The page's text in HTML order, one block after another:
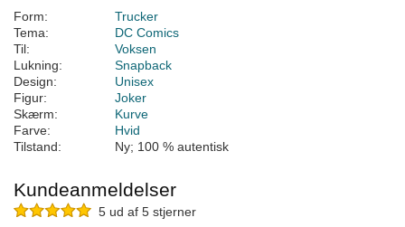
Form:
Trucker
Tema:
DC Comics
Til:
Voksen
Lukning:
Snapback
Design:
Unisex
Figur:
Joker
Skærm:
Kurve
Farve:
Hvid
Tilstand:
Ny; 100 % autentisk
Kundeanmeldelser
5 ud af 5 stjerner